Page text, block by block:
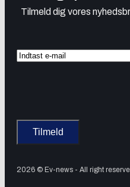
Tilmeld dig vores
2026 © Ev-news - All right